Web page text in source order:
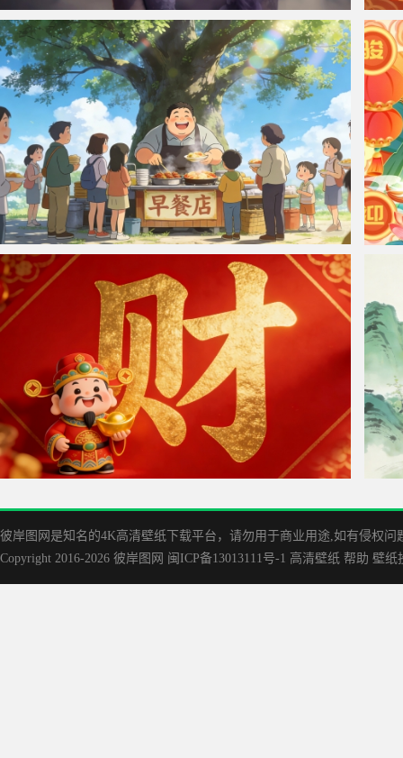
仙侠凌仙 紫色长卷发美女 古风古典 4K壁纸
大树下的早餐店 开心的老板 排队买早餐 4K壁纸图片
彼岸图网是知名的‌4K高清壁纸下载平台，请勿用于商业用途,如有侵权
Copyright 2016-2026 彼岸图网 闽ICP备13013111号-1 高清壁纸 帮助 壁纸